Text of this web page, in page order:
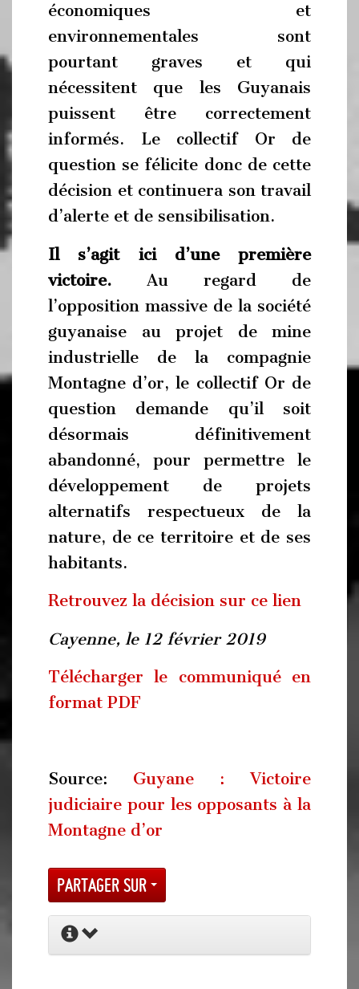
économiques et
environnementales sont
pourtant graves et qui
nécessitent que les Guyanais
puissent être correctement
informés. Le collectif Or de
question se félicite donc de cette
décision et continuera son travail
d’alerte et de sensibilisation.
Il s’agit ici d’une première
victoire. Au regard de
l’opposition massive de la société
guyanaise au projet de mine
industrielle de la compagnie
Montagne d’or, le collectif Or de
question demande qu’il soit
désormais définitivement
abandonné, pour permettre le
développement de projets
alternatifs respectueux de la
nature, de ce territoire et de ses
habitants.
Retrouvez la décision sur ce lien
Cayenne, le 12 février 2019
Télécharger le communiqué en
format PDF
Source: Guyane : Victoire
judiciaire pour les opposants à la
Montagne d’or
Partager sur